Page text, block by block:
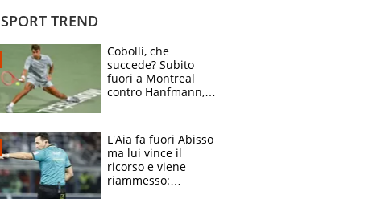
SPORT TREND
Cobolli, che
succede? Subito
fuori a Montreal
contro Hanfmann,
L'Aia fa fuori Abisso
ma lui vince il
ricorso e viene
riammesso: